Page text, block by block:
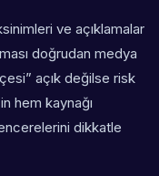
ve açıklamalar
doğrudan medya
açık değilse risk
hem kaynağı
dikkatle